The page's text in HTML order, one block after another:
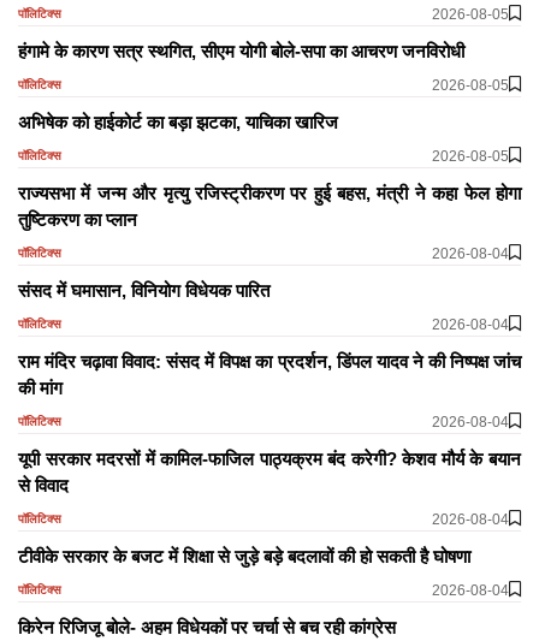
पॉलिटिक्स 2026-08-05
हंगामे के कारण सत्र स्थगित, सीएम योगी बोले-सपा का आचरण जनविरोधी
पॉलिटिक्स 2026-08-05
अभिषेक को हाईकोर्ट का बड़ा झटका, याचिका खारिज
पॉलिटिक्स 2026-08-05
राज्यसभा में जन्म और मृत्यु रजिस्ट्रीकरण पर हुई बहस, मंत्री ने कहा फेल होगा
तुष्टिकरण का प्लान
पॉलिटिक्स 2026-08-04
​​​​​​​संसद में घमासान, विनियोग विधेयक पारित
पॉलिटिक्स 2026-08-04
राम मंदिर चढ़ावा विवाद: संसद में विपक्ष का प्रदर्शन, डिंपल यादव ने की निष्पक्ष जांच
की मांग
पॉलिटिक्स 2026-08-04
यूपी सरकार मदरसों में कामिल-फाजिल पाठ्यक्रम बंद करेगी? केशव मौर्य के बयान
से विवाद
पॉलिटिक्स 2026-08-04
टीवीके सरकार के बजट में शिक्षा से जुड़े बड़े बदलावों की हो सकती है घोषणा
पॉलिटिक्स 2026-08-04
किरेन रिजिजू बोले- अहम विधेयकों पर चर्चा से बच रही कांग्रेस